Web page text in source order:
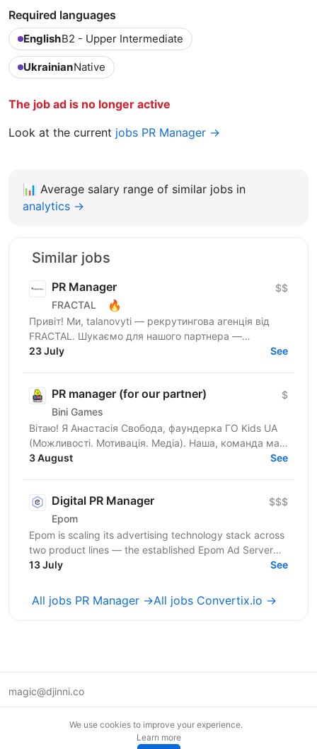
Required languages
EnglishB2 - Upper Intermediate
UkrainianNative
The job ad is no longer active
Look at the current jobs PR Manager →
📊 Average salary range of similar jobs in
analytics →
Similar jobs
PR Manager
FRACTAL 🔥
$$
Привіт! Ми, talanovyti — рекрутингова агенція від
FRACTAL. Шукаємо для нашого партнера —
найбільшої інвестспільноти України, УкрІнвестКлубу
23 July See
PR manager (for our partner)
Bini Games
$
Вітаю! Я Анастасія Свобода, фаундерка ГО Kids UA
(Можливості. Мотивація. Медіа). Наша, команда має
10-річний досвід у сфері дитячої інформальної
3 August See
Digital PR Manager
Epom
$$$
Epom is scaling its advertising technology stack across
two product lines — the established Epom Ad Server
13 July See
All jobs PR Manager →All jobs Convertix.io →
magic@djinni.co
We use cookies to improve your experience.
Learn more